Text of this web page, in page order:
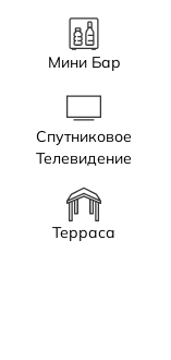
Мини Бар
Спутниковое
Телевидение
Терраса